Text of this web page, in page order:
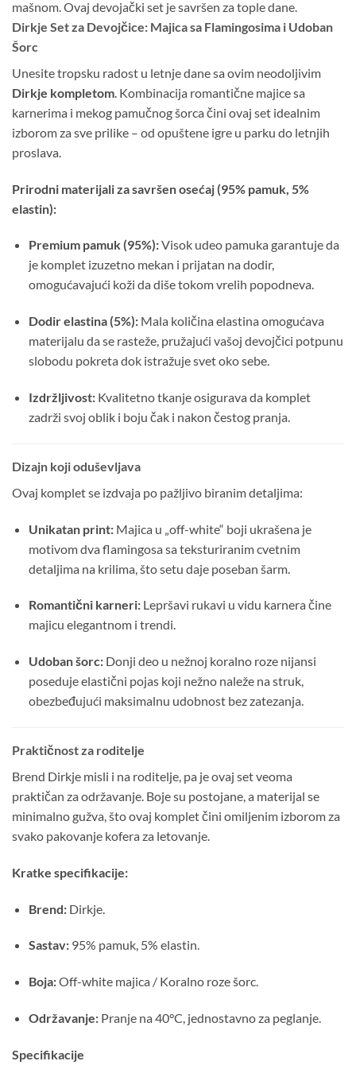
mašnom. Ovaj devojački set je savršen za tople dane.
Dirkje Set za Devojčice: Majica sa Flamingosima i Udoban
Šorc
Unesite tropsku radost u letnje dane sa ovim neodoljivim
Dirkje kompletom . Kombinacija romantične majice sa
karnerima i mekog pamučnog šorca čini ovaj set idealnim
izborom za sve prilike – od opuštene igre u parku do letnjih
proslava.
Prirodni materijali za savršen osećaj (95% pamuk, 5%
elastin):
Premium pamuk (95%):Visok udeo pamuka garantuje da
je komplet izuzetno mekan i prijatan na dodir,
omogućavajući koži da diše tokom vrelih popodneva.
Dodir elastina (5%):Mala količina elastina omogućava
materijalu da se rasteže, pružajući vašoj devojčici potpunu
slobodu pokreta dok istražuje svet oko sebe.
Izdržljivost:Kvalitetno tkanje osigurava da komplet
zadrži svoj oblik i boju čak i nakon čestog pranja.
Dizajn koji oduševljava
Ovaj komplet se izdvaja po pažljivo biranim detaljima:
Unikatan print:Majica u „off-white“ boji ukrašena je
motivom dva flamingosa sa teksturiranim cvetnim
detaljima na krilima, što setu daje poseban šarm.
Romantični karneri:Lepršavi rukavi u vidu karnera čine
majicu elegantnom i trendi.
Udoban šorc:Donji deo u nežnoj koralno roze nijansi
poseduje elastični pojas koji nežno naleže na struk,
obezbeđujući maksimalnu udobnost bez zatezanja.
Praktičnost za roditelje
Brend Dirkje misli i na roditelje, pa je ovaj set veoma
praktičan za održavanje. Boje su postojane, a materijal se
minimalno gužva, što ovaj komplet čini omiljenim izborom za
svako pakovanje kofera za letovanje.
Kratke specifikacije:
Brend:Dirkje.
Sastav:95% pamuk, 5% elastin.
Boja:Off-white majica / Koralno roze šorc.
Održavanje:Pranje na 40°C, jednostavno za peglanje.
Specifikacije